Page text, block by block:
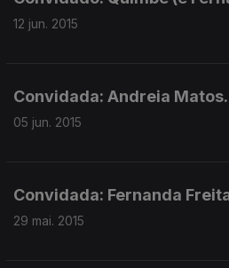
12 jun. 2015
Convidada: Andreia Matos.
05 jun. 2015
Convidada: Fernanda
29 mai. 2015